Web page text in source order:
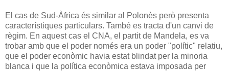
El cas de Sud-Àfrica és similar al Polonès però presenta
característiques particulars. També es tracta d'un canvi de
règim. En aquest cas el CNA, el partit de Mandela, es va
trobar amb que el poder només era un poder "polític" relatiu,
que el poder econòmic havia estat blindat per la minoria
blanca i que la política econòmica estava imposada per